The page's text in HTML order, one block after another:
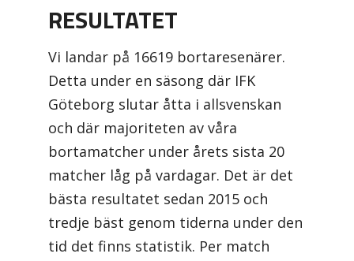
RESULTATET
Vi landar på 16619 bortaresenärer.
Detta under en säsong där IFK
Göteborg slutar åtta i allsvenskan
och där majoriteten av våra
bortamatcher under årets sista 20
matcher låg på vardagar. Det är det
bästa resultatet sedan 2015 och
tredje bäst genom tiderna under den
tid det finns statistik. Per match